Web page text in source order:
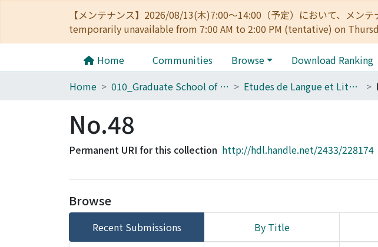
【メンテナンス】2026/08/13(木)7:00～14:00（予定）において、メ
temporarily unavailable from 7:00 AM to 2:00 PM (tentative) on
Home Communities Browse Download Ranking
Home
010_Graduate School of Letters Etudes de Langue et Littérature Françaises
No.48
Permanent URI for this collection http://hdl.handle.net/2433/228174
Browse
Recent Submissions By Title